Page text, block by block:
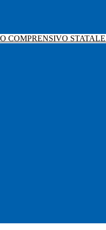
COMPRENSIVO STATALE